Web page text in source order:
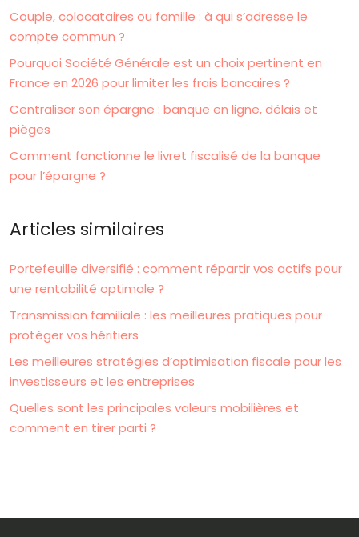
Couple, colocataires ou famille : à qui s’adresse le
compte commun ?
Pourquoi Société Générale est un choix pertinent en
France en 2026 pour limiter les frais bancaires ?
Centraliser son épargne : banque en ligne, délais et
pièges
Comment fonctionne le livret fiscalisé de la banque
pour l’épargne ?
Articles similaires
Portefeuille diversifié : comment répartir vos actifs pour
une rentabilité optimale ?
Transmission familiale : les meilleures pratiques pour
protéger vos héritiers
Les meilleures stratégies d’optimisation fiscale pour les
investisseurs et les entreprises
Quelles sont les principales valeurs mobilières et
comment en tirer parti ?